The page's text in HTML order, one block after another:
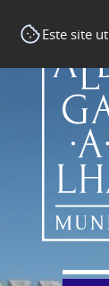
Este site